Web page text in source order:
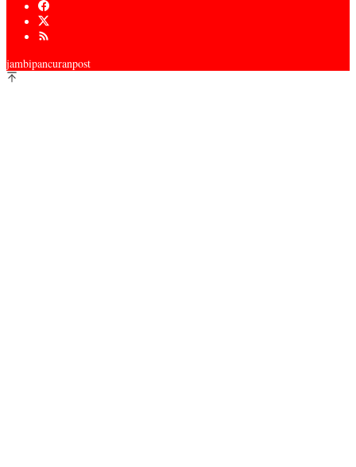
jambipancuranpost